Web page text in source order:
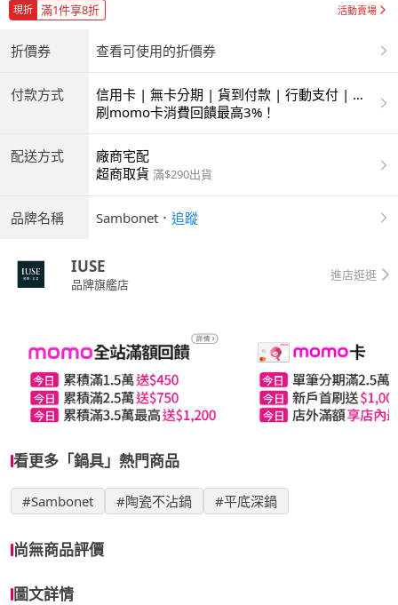
現折 滿1件享8折 活動賣場
折價券 查看可使用的折價券
付款方式
信用卡 | 無卡分期 | 貨到付款 | 行動支付 | 超
商付款 | ATM | 銀聯卡
刷momo卡消費回饋最高3%！
配送方式
廠商宅配
超商取貨 滿$290出貨
品牌名稱 Sambonet ． 追蹤
IUSE
品牌旗艦店
進店逛逛
看更多「鍋具」熱門商品
#Sambonet #陶瓷不沾鍋 #平底深鍋
尚無商品評價
圖文詳情